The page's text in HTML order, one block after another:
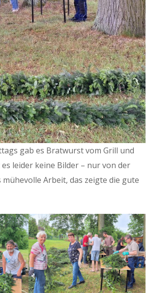
gab es Bratwurst vom Grill und
leider keine Bilder – nur von der
Arbeit, das zeigte die gute